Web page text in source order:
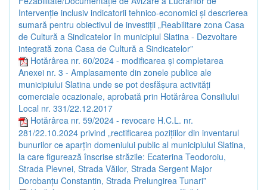
Intervenție inclusiv indicatorii tehnico-economici și descrierea
sumară pentru obiectivul de investiții „Reabilitare zona Casa
de Cultură a Sindicatelor în municipiul Slatina - Dezvoltare
integrată zona Casa de Cultură a Sindicatelor”
Hotărârea nr. 60/2024 - modificarea și completarea
Anexei nr. 3 - Amplasamente din zonele publice ale
municipiului Slatina unde se pot desfășura activități
comerciale ocazionale, aprobată prin Hotărârea Consiliului
Local nr. 331/22.12.2017
Hotărârea nr. 59/2024 - revocare H.C.L. nr.
281/22.10.2024 privind „rectificarea pozițiilor din inventarul
bunurilor ce aparțin domeniului public al municipiului Slatina,
la care figurează înscrise străzile: Ecaterina Teodoroiu,
Strada Plevnei, Strada Văilor, Strada Sergent Major
Dorobanțu Constantin, Strada Prelungirea Tunari”